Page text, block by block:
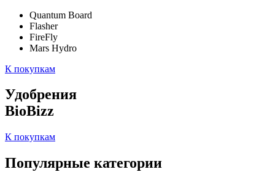
Quantum Board
Flasher
FireFly
Mars Hydro
К покупкам
Удобрения
BioBizz
К покупкам
Популярные категории